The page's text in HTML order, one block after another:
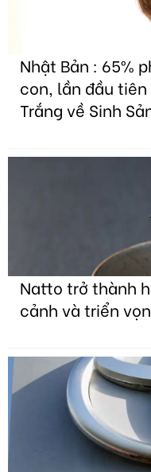
Nhật Bản : 65%
con, lần đầu
Trắng về Sinh
Natto trở thành
cảnh và triển